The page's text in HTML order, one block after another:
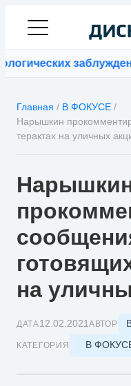
заблуждений
Главная / В ФОКУСЕ /
Нарышкин
терактах на уличных
на
ДАТА12.02.2021 АВТОР
КАТЕГОРИЯ В